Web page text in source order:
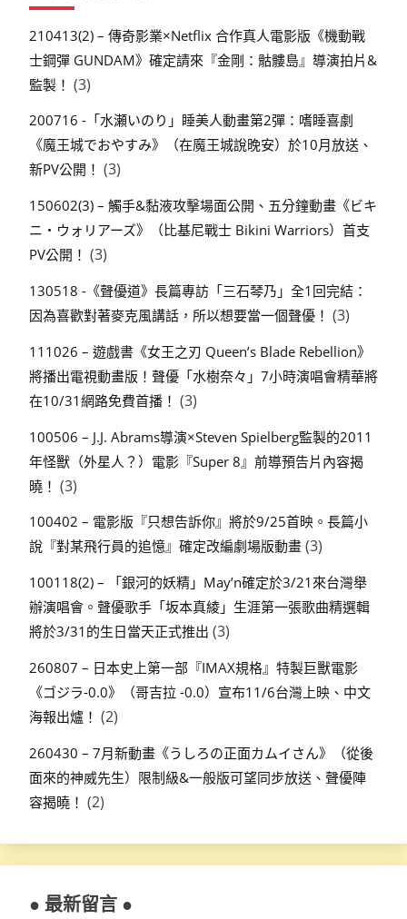
210413(2) – 傳奇影業×Netflix 合作真人電影版《機動戰
士鋼彈 GUNDAM》確定請來『金剛：骷髏島』導演拍片&
監製！ (3)
200716 -「水瀬いのり」睡美人動畫第2彈：嗜睡喜劇
《魔王城でおやすみ》（在魔王城說晚安）於10月放送、
新PV公開！ (3)
150602(3) – 觸手&黏液攻擊場面公開、五分鐘動畫《ビキ
ニ・ウォリアーズ》（比基尼戰士 Bikini Warriors）首支
PV公開！ (3)
130518 -《聲優道》長篇專訪「三石琴乃」全1回完結：
因為喜歡對著麥克風講話，所以想要當一個聲優！ (3)
111026 – 遊戲書《女王之刃 Queen’s Blade Rebellion》
將播出電視動畫版！聲優「水樹奈々」7小時演唱會精華將
在10/31網路免費首播！ (3)
100506 – J.J. Abrams導演×Steven Spielberg監製的2011
年怪獸（外星人？）電影『Super 8』前導預告片內容揭
曉！ (3)
100402 – 電影版『只想告訴你』將於9/25首映。長篇小
說『對某飛行員的追憶』確定改編劇場版動畫 (3)
100118(2) – 「銀河的妖精」May’n確定於3/21來台灣舉
辦演唱會。聲優歌手「坂本真綾」生涯第一張歌曲精選輯
將於3/31的生日當天正式推出 (3)
260807 – 日本史上第一部『IMAX規格』特製巨獸電影
《ゴジラ-0.0》（哥吉拉 -0.0）宣布11/6台灣上映、中文
海報出爐！ (2)
260430 – 7月新動畫《うしろの正面カムイさん》（從後
面來的神威先生）限制級&一般版可望同步放送、聲優陣
容揭曉！ (2)
● 最新留言 ●